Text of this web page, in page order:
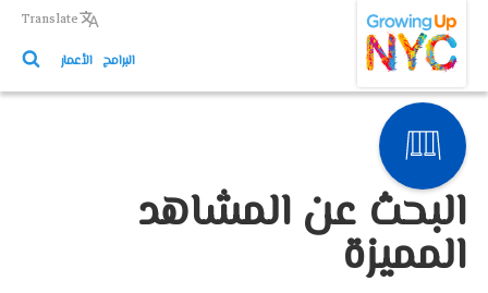
content
Translate
البرامج الأعمار
البحث عن المشاهد
المميزة